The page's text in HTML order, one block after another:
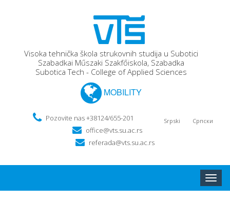
Visoka tehnička škola strukovnih studija u Subotici
Szabadkai Műszaki Szakfőiskola, Szabadka
Subotica Tech - College of Applied Sciences
MOBILITY
Srpski Српски
Pozovite nas +38124/655-201
office@vts.su.ac.rs
referada@vts.su.ac.rs
Toggle